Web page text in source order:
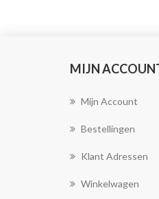
MIJN
Mijn Account
Bestellingen
Klant Adressen
Winkelwagen